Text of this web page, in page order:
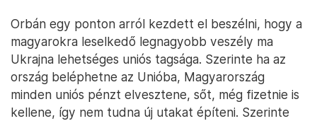
Orbán egy ponton arról kezdett el beszélni, hogy a
magyarokra leselkedő legnagyobb veszély ma
Ukrajna lehetséges uniós tagsága. Szerinte ha az
ország beléphetne az Unióba, Magyarország
minden uniós pénzt elvesztene, sőt, még fizetnie is
kellene, így nem tudna új utakat építeni. Szerinte